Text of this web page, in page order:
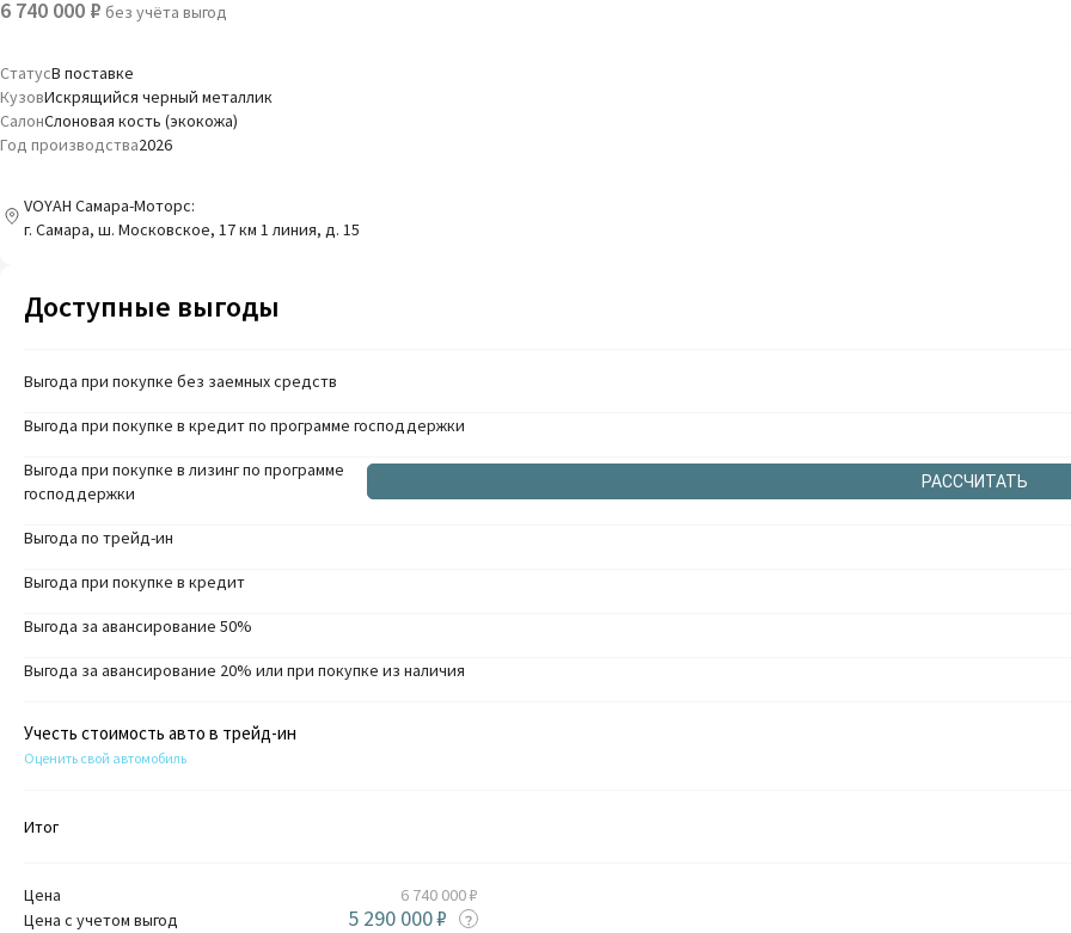
6 740 000 ₽ без учёта выгод
СтатусВ поставке
КузовИскрящийся черный металлик
СалонСлоновая кость (экокожа)
Год производства2026
VOYAH Самара-Моторс:
г. Самара, ш. Московское, 17 км 1 линия, д. 15
Доступные выгоды
Выгода при покупке без заемных средств
Выгода при покупке в кредит по программе господдержки
Выгода при покупке в лизинг по программе
господдержки
РАССЧИТАТЬ
Выгода по трейд-ин
Выгода при покупке в кредит
Выгода за авансирование 50%
Выгода за авансирование 20% или при покупке из наличия
Учесть стоимость авто в трейд-ин
Оценить свой автомобиль
Итог
Цена
6 740 000 ₽
Цена с учетом выгод
5 290 000 ₽